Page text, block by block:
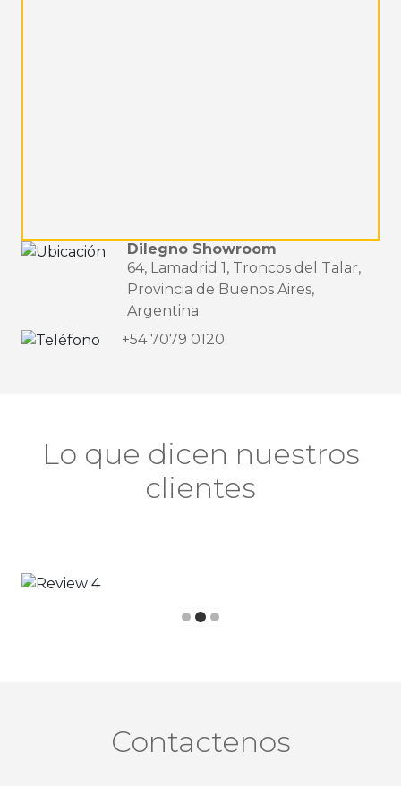
Dilegno Showroom
64, Lamadrid 1, Troncos del Talar,
Provincia de Buenos Aires,
Argentina
+54 7079 0120
Lo que dicen nuestros
clientes
Contactenos